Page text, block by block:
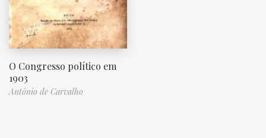
O Congresso político em
1903
Antônio de Carvalho